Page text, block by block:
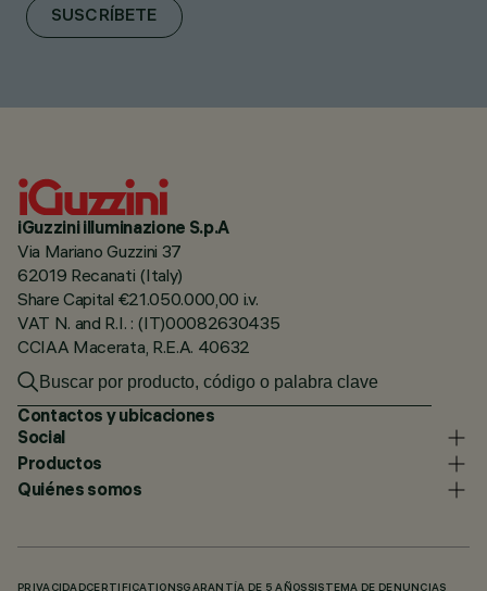
SUSCRÍBETE
iGuzzini illuminazione S.p.A
Via Mariano Guzzini 37
62019 Recanati (Italy)
Share Capital €21.050.000,00 i.v.
VAT N. and R.I. : (IT)00082630435
CCIAA Macerata, R.E.A. 40632
Contactos y ubicaciones
Social
Productos
Quiénes somos
PRIVACIDADCERTIFICATIONSGARANTÍA DE 5 AÑOS SISTEMA DE DENUNCIAS